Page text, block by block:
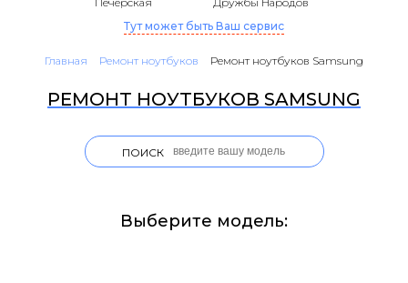
Тут может быть Ваш сервис
Главная Ремонт ноутбуков Ремонт ноутбуков Samsung
РЕМОНТ НОУТБУКОВ SAMSUNG
ПОИСК
Выберите модель: